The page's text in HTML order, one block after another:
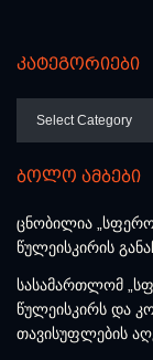
კატეგორიები
ბოლო ამბები
ცნობილია
წულეისკირის
სასამართლომ
წულეისკირს და
თავისუფლების